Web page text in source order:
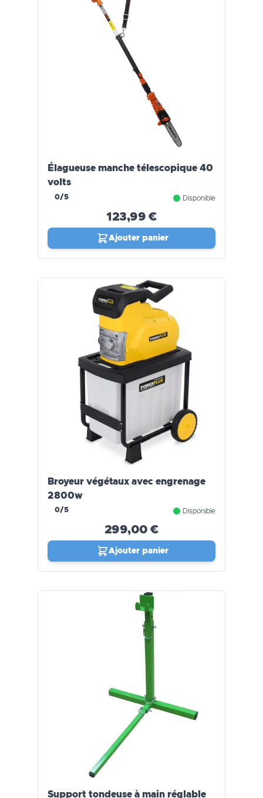
Élagueuse manche télescopique 40
volts
0/5 Disponible
123,99 €
Ajouter panier
Broyeur végétaux avec engrenage
2800w
0/5 Disponible
299,00 €
Ajouter panier
Support tondeuse à main réglable